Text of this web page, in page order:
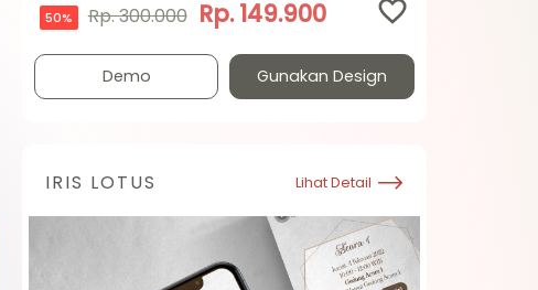
50% Rp. 300.000 Rp. 149.900
Demo Gunakan Design
IRIS LOTUS Lihat Detail